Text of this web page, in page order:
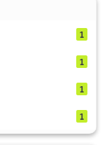
1
1
1
1